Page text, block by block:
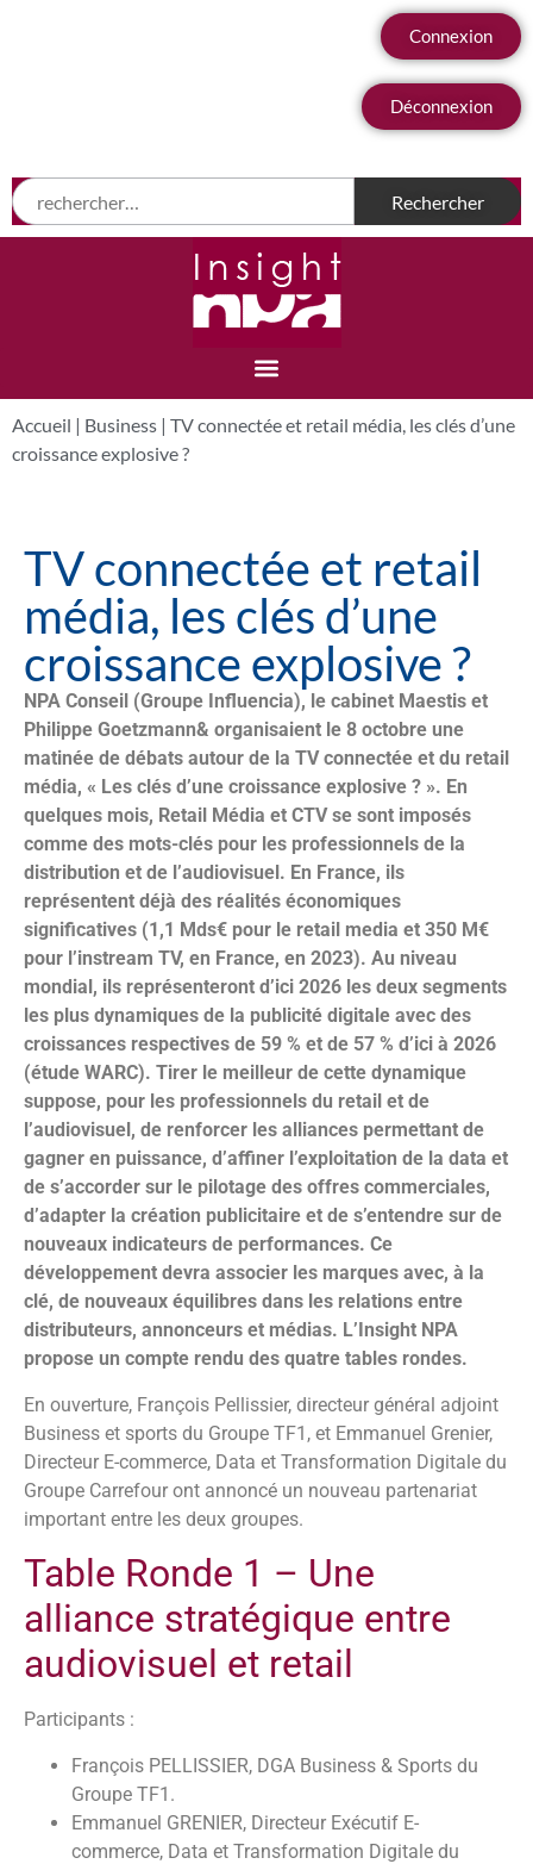
Connexion
Déconnexion
Accueil | Business | TV connectée et retail média, les clés d’une
croissance explosive ?
TV connectée et retail
média, les clés d’une
croissance explosive ?
NPA Conseil (Groupe Influencia), le cabinet Maestis et
Philippe Goetzmann& organisaient le 8 octobre une
matinée de débats autour de la TV connectée et du retail
média, « Les clés d’une croissance explosive ? ». En
quelques mois, Retail Média et CTV se sont imposés
comme des mots-clés pour les professionnels de la
distribution et de l’audiovisuel. En France, ils
représentent déjà des réalités économiques
significatives (1,1 Mds€ pour le retail media et 350 M€
pour l’instream TV, en France, en 2023). Au niveau
mondial, ils représenteront d’ici 2026 les deux segments
les plus dynamiques de la publicité digitale avec des
croissances respectives de 59 % et de 57 % d’ici à 2026
(étude WARC). Tirer le meilleur de cette dynamique
suppose, pour les professionnels du retail et de
l’audiovisuel, de renforcer les alliances permettant de
gagner en puissance, d’affiner l’exploitation de la data et
de s’accorder sur le pilotage des offres commerciales,
d’adapter la création publicitaire et de s’entendre sur de
nouveaux indicateurs de performances. Ce
développement devra associer les marques avec, à la
clé, de nouveaux équilibres dans les relations entre
distributeurs, annonceurs et médias. L’Insight NPA
propose un compte rendu des quatre tables rondes.
En ouverture, François Pellissier, directeur général adjoint
Business et sports du Groupe TF1, et Emmanuel Grenier,
Directeur E-commerce, Data et Transformation Digitale du
Groupe Carrefour ont annoncé un nouveau partenariat
important entre les deux groupes.
Table Ronde 1 – Une
alliance stratégique entre
audiovisuel et retail
Participants :
François PELLISSIER, DGA Business & Sports du
Groupe TF1.
Emmanuel GRENIER, Directeur Exécutif E-
commerce, Data et Transformation Digitale du